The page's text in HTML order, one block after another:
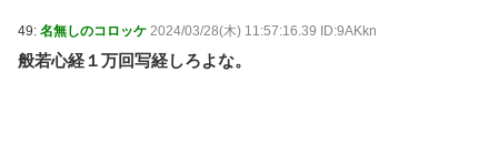
49: 名無しのコロッケ 2024/03/28(木) 11:57:16.39 ID:9AKkn
般若心経１万回写経しろよな。